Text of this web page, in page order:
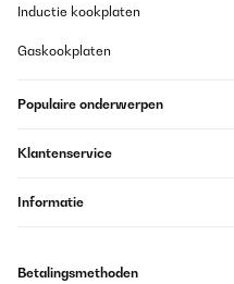
Inductie kookplaten
Gaskookplaten
Populaire onderwerpen
Klantenservice
Informatie
Betalingsmethoden